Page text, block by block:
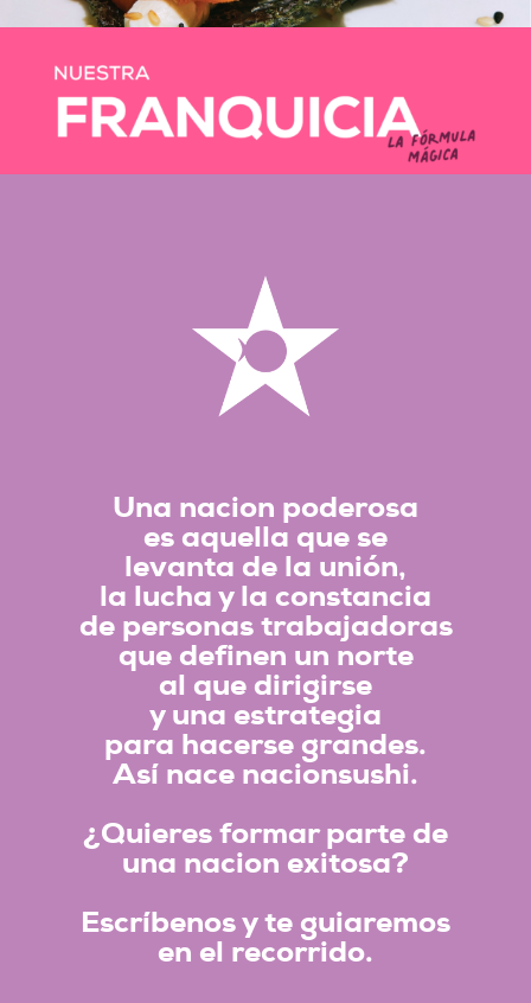
Una nacion poderosa
es aquella que se
levanta de la unión,
la lucha y la constancia
de personas trabajadoras
que definen un norte
al que dirigirse
y una estrategia
para hacerse grandes.
Así nace nacionsushi.
¿Quieres formar parte de
una nacion exitosa?
Escríbenos y te guiaremos
en el recorrido.